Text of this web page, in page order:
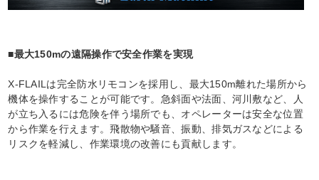
■最大150mの遠隔操作で安全作業を実現
X-FLAILは完全防水リモコンを採用し、最大150m離れた場所から
機体を操作することが可能です。急斜面や法面、河川敷など、人
が立ち入るには危険を伴う場所でも、オペレーターは安全な位置
から作業を行えます。飛散物や騒音、振動、排気ガスなどによる
リスクを軽減し、作業環境の改善にも貢献します。